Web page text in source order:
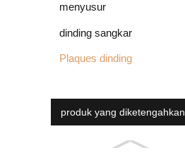
menyusur
dinding sangkar
Plaques dinding
produk yang diketengahkan